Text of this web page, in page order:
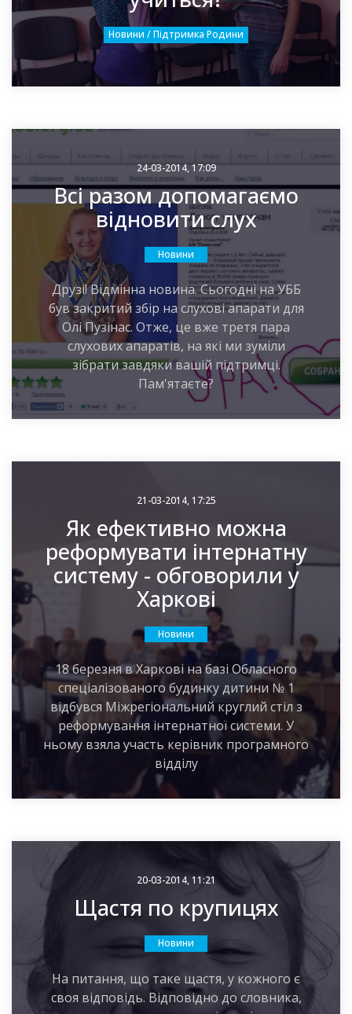
Новини / Підтримка Родини
24-03-2014, 17:09
Всі разом допомагаємо
відновити слух
Новини
Друзі! Відмінна новина. Сьогодні на УББ
був закритий збір на слухові апарати для
Олі Пузінас. Отже, це вже третя пара
слухових апаратів, на які ми зуміли
зібрати завдяки вашій підтримці.
Пам'ятаєте?
21-03-2014, 17:25
Як ефективно можна
реформувати інтернатну
систему - обговорили у
Харкові
Новини
18 березня в Харкові на базі Обласного
спеціалізованого будинку дитини № 1
відбувся Міжрегіональний круглий стіл з
реформування інтернатної системи. У
ньому взяла участь керівник програмного
відділу
20-03-2014, 11:21
Щастя по крупицях
Новини
На питання, що таке щастя, у кожного є
своя відповідь. Відповідно до словника,